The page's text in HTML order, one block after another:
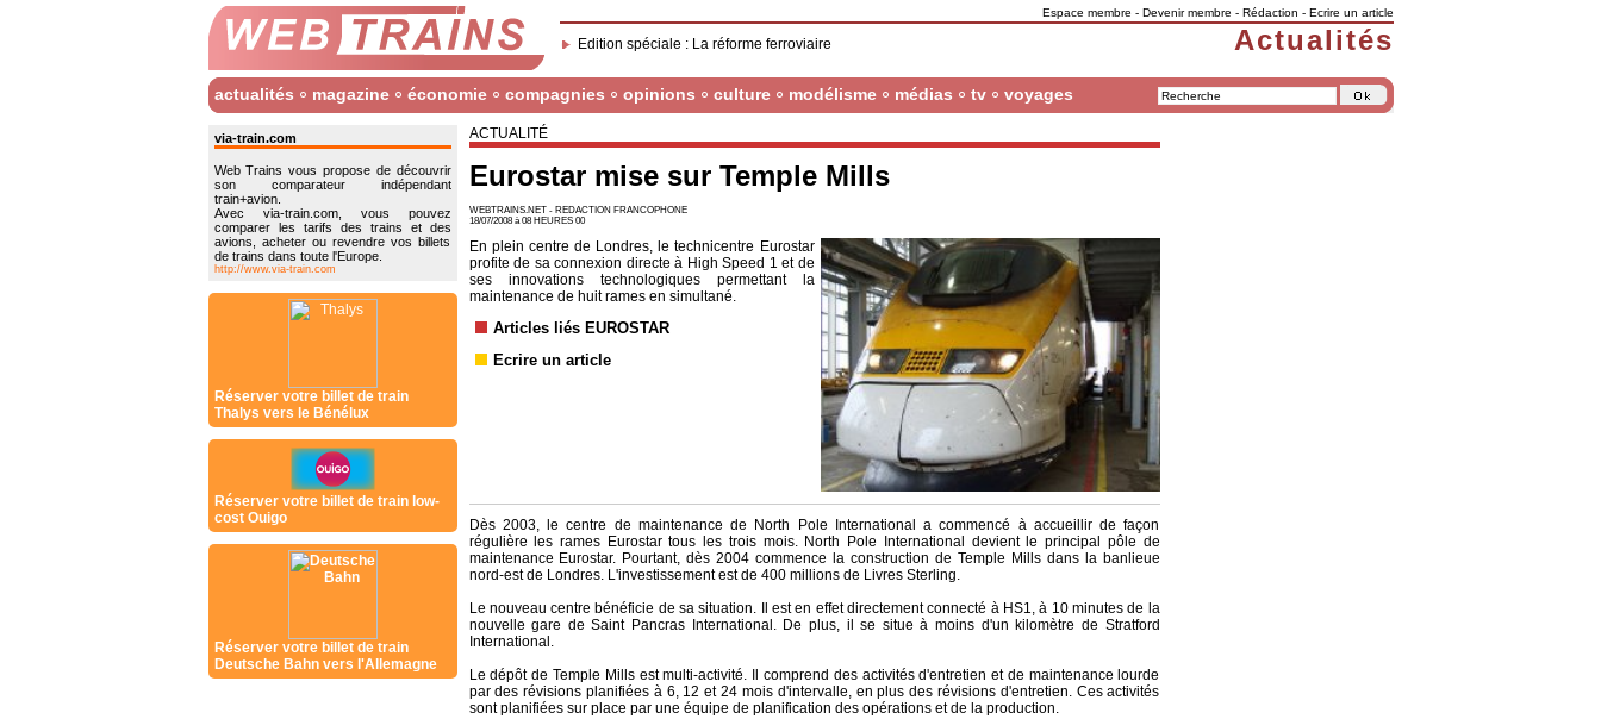
Espace membre - Devenir membre - Rédaction - Ecrire un article
Edition spéciale : La réforme ferroviaire Actualités
actualités magazine économie compagnies opinions culture modélisme médias tv voyages
via-train.com
Web Trains vous propose de découvrir
son comparateur indépendant
train+avion.
Avec via-train.com, vous pouvez
comparer les tarifs des trains et des
avions, acheter ou revendre vos billets
de trains dans toute l'Europe.
http://www.via-train.com
Réserver votre billet de train
Thalys vers le Bénélux
Réserver votre billet de train low-
cost Ouigo
Réserver votre billet de train
Deutsche Bahn vers l'Allemagne
ACTUALITÉ
Eurostar mise sur Temple Mills
WEBTRAINS.NET - REDACTION FRANCOPHONE
18/07/2008 à 08 HEURES 00
En plein centre de Londres, le technicentre Eurostar
profite de sa connexion directe à High Speed 1 et de
ses innovations technologiques permettant la
maintenance de huit rames en simultané.
Articles liés EUROSTAR
Ecrire un article
Dès 2003, le centre de maintenance de North Pole International a commencé à accueillir de façon
régulière les rames Eurostar tous les trois mois. North Pole International devient le principal pôle de
maintenance Eurostar. Pourtant, dès 2004 commence la construction de Temple Mills dans la banlieue
nord-est de Londres. L'investissement est de 400 millions de Livres Sterling.
Le nouveau centre bénéficie de sa situation. Il est en effet directement connecté à HS1, à 10 minutes de la
nouvelle gare de Saint Pancras International. De plus, il se situe à moins d'un kilomètre de Stratford
International.
Le dépôt de Temple Mills est multi-activité. Il comprend des activités d'entretien et de maintenance lourde
par des révisions planifiées à 6, 12 et 24 mois d'intervalle, en plus des révisions d'entretien. Ces activités
sont planifiées sur place par une équipe de planification des opérations et de la production.